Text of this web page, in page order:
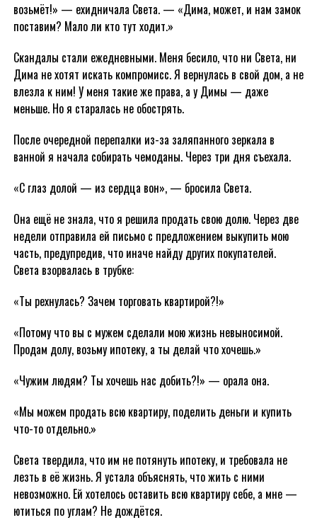
возьмёт!» — ехидничала Света. — «Дима, может, и нам замок
поставим? Мало ли кто тут ходит.»
Скандалы стали ежедневными. Меня бесило, что ни Света, ни
Дима не хотят искать компромисс. Я вернулась в свой дом, а не
влезла к ним! У меня такие же права, а у Димы — даже
меньше. Но я старалась не обострять.
После очередной перепалки из-за заляпанного зеркала в
ванной я начала собирать чемоданы. Через три дня съехала.
«С глаз долой — из сердца вон», — бросила Света.
Она ещё не знала, что я решила продать свою долю. Через две
недели отправила ей письмо с предложением выкупить мою
часть, предупредив, что иначе найду других покупателей.
Света взорвалась в трубке:
«Ты рехнулась? Зачем торговать квартирой?!»
«Потому что вы с мужем сделали мою жизнь невыносимой.
Продам долу, возьму ипотеку, а ты делай что хочешь.»
«Чужим людям? Ты хочешь нас добить?!» — орала она.
«Мы можем продать всю квартиру, поделить деньги и купить
что-то отдельно.»
Света твердила, что им не потянуть ипотеку, и требовала не
лезть в её жизнь. Я устала объяснять, что жить с ними
невозможно. Ей хотелось оставить всю квартиру себе, а мне —
ютиться по углам? Не дождётся.